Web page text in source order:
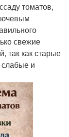
томатов,
свежие
так как старые
слабые и